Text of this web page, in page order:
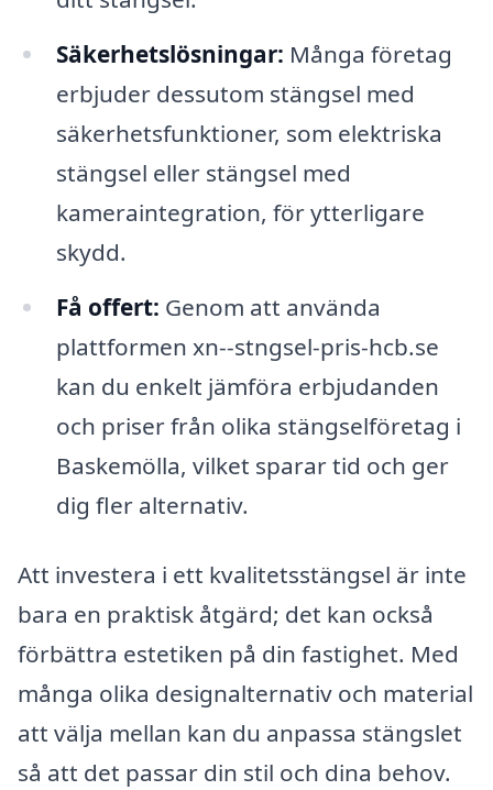
Säkerhetslösningar: Många företag
erbjuder dessutom stängsel med
säkerhetsfunktioner, som elektriska
stängsel eller stängsel med
kameraintegration, för ytterligare
skydd.
Få offert: Genom att använda
plattformen xn--stngsel-pris-hcb.se
kan du enkelt jämföra erbjudanden
och priser från olika stängselföretag i
Baskemölla, vilket sparar tid och ger
dig fler alternativ.
Att investera i ett kvalitetsstängsel är inte
bara en praktisk åtgärd; det kan också
förbättra estetiken på din fastighet. Med
många olika designalternativ och material
att välja mellan kan du anpassa stängslet
så att det passar din stil och dina behov.